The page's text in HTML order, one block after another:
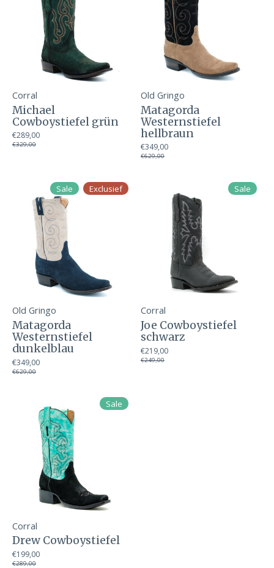
Corral
Michael
Cowboystiefel grün
€289,00
€329,00
Old Gringo
Matagorda
Westernstiefel
hellbraun
€349,00
€629,00
Sale Exclusief
Old Gringo
Matagorda
Westernstiefel
dunkelblau
€349,00
€629,00
Sale
Corral
Joe Cowboystiefel
schwarz
€219,00
€249,00
Sale
Corral
Drew Cowboystiefel
€199,00
€289,00